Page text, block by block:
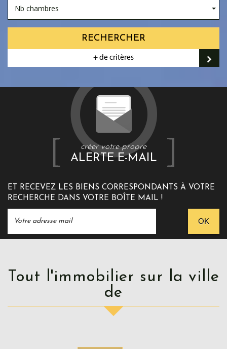
Nb chambres
RECHERCHER
+ de critères
créer votre propre
ALERTE E-MAIL
ET RECEVEZ LES BIENS CORRESPONDANTS À VOTRE
RECHERCHE DANS VOTRE BOÎTE MAIL !
OK
Tout l'immobilier sur la ville
de